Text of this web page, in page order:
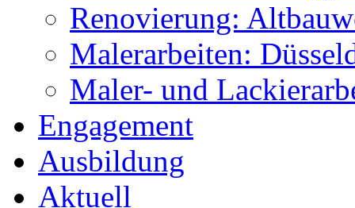
Renovierung:
Malerarbeiten:
Maler- und
Engagement
Ausbildung
Aktuell